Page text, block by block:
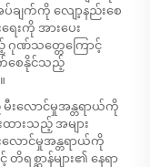
ချက်ကို လျော့နည်းစေ
းကို အားပေး
ဂုဏ်သတ္တေကြောင့်
က်စေနိုင်သည့်
းလောင်မှုအန္တရာယ်ကို
ထားသည့် အများ
လောင်မှုအန္တရာယ်ကို
တိရစ္ဆာန်များ၏ နေရာ